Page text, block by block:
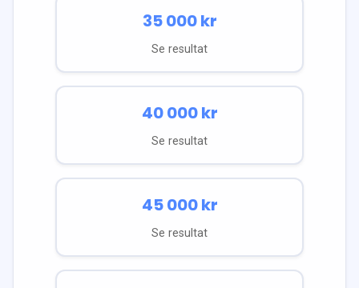
35 000kr
Se resultat
40 000kr
Se resultat
45 000kr
Se resultat